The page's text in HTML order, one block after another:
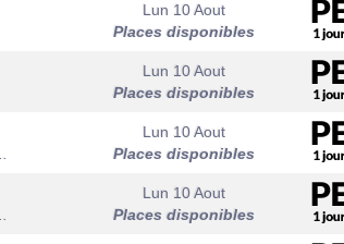
Lun 10 Aout
Places disponibles
Lun 10 Aout
Places disponibles
Lun 10 Aout
Places disponibles
Lun 10 Aout
Places disponibles